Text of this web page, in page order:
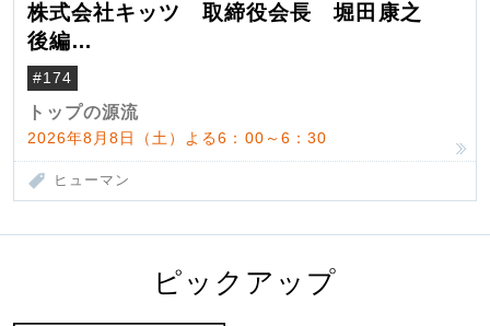
株式会社キッツ 取締役会長 堀田康之
後編
米国駐在でも浮かんだ八ヶ岳 山小屋を営
んだ父母
#174
トップの源流
2026年8月8日（土）よる6：00～6：30
ヒューマン
ピックアップ